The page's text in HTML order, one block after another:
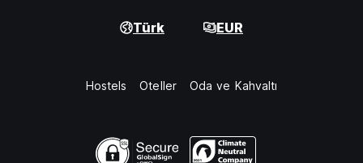
Türk EUR
Hostels Oteller Oda ve Kahvaltı